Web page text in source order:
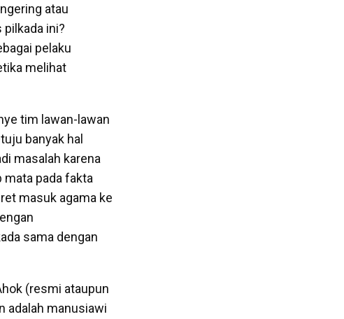
atau
ini?
pelaku
melihat
tim lawan-lawan
banyak hal
masalah karena
mata pada fakta
masuk agama ke
sama dengan
(resmi ataupun
adalah manusiawi